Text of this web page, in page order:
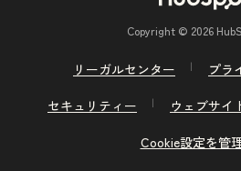
Copyright © 2026
リーガルセンター
プラ
セキュリティー
ウェブサイ
Cookie設定を管